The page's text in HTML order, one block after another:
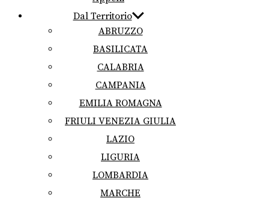
Dal Territorio
ABRUZZO
BASILICATA
CALABRIA
CAMPANIA
EMILIA ROMAGNA
FRIULI VENEZIA GIULIA
LAZIO
LIGURIA
LOMBARDIA
MARCHE